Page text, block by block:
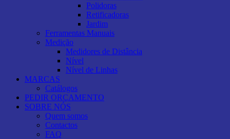
Polidoras
Retificadoras
Jardim
Ferramentas Manuais
Medição
Medidores de Distância
Nível
Nível de Linhas
MARCAS
Catálogos
PEDIR ORÇAMENTO
SOBRE NÓS
Quem somos
Contactos
FAQ